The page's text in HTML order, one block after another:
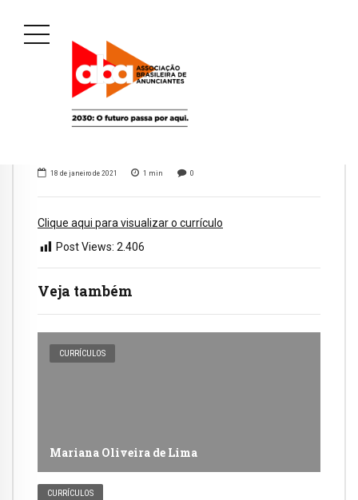
Veja também
CURRÍCULOS
Mariana Oliveira de Lima
CURRÍCULOS
18 de janeiro de 2021 1 min 0
Clique aqui para visualizar o currículo
Post Views: 2.406